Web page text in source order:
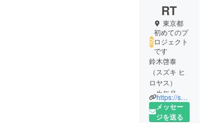
RT
東京都
初めてのプ
ロジェクト
です
鈴木啓泰
（スズキ ヒ
ロヤス）
・生年月
日：昭和60
年6月19日
https://space-resort.co.jp
メッセー
ジを送る